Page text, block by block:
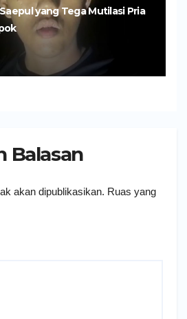
yang Tega Mutilasi Pria
Balasan
akan dipublikasikan. Ruas yang